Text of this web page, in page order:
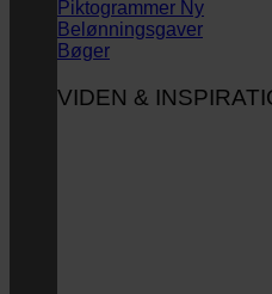
Piktogrammer
Belønningsgaver
Bøger
VIDEN &